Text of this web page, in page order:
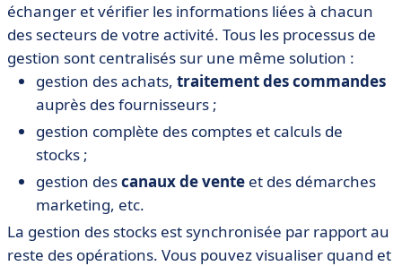
échanger et vérifier les informations liées à chacun
des secteurs de votre activité. Tous les processus de
gestion sont centralisés sur une même solution :
gestion des achats, traitement des commandes
auprès des fournisseurs ;
gestion complète des comptes et calculs de
stocks ;
gestion descanaux de vente et des démarches
marketing, etc.
La gestion des stocks est synchronisée par rapport au
reste des opérations. Vous pouvez visualiser quand et